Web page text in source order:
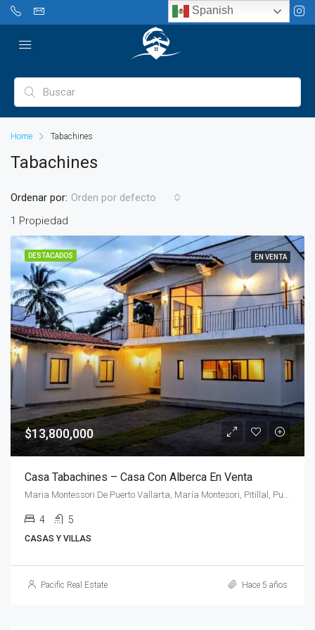
Home Tabachines
Tabachines
1 Propiedad
Ordenar por: Orden por defecto
DESTACADOS EN VENTA
$13,800,000
Casa Tabachines – Casa Con Alberca En Venta
4 5
CASAS Y VILLAS
Pacific Real Estate Hace 5 años
Spanish